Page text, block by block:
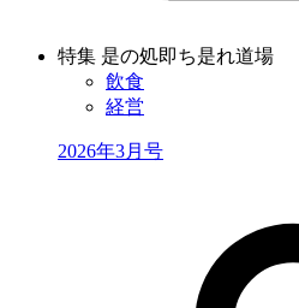
特集 是の処即ち是れ道場
飲食
経営
2026年3月号